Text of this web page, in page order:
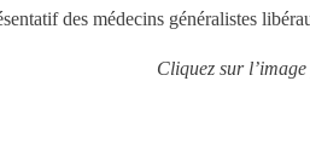
des médecins généralistes
Cliquez sur